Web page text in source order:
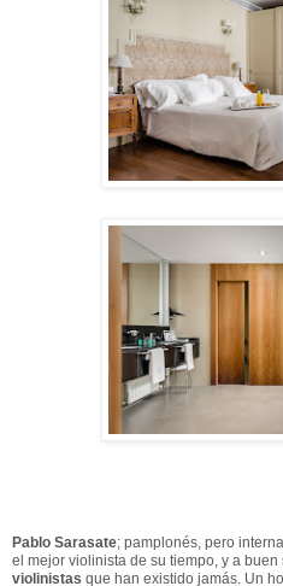
Pablo Sarasate; pamplonés, pero
el mejor violinista de su tiempo, y a
violinistas que han existido jamás. Un